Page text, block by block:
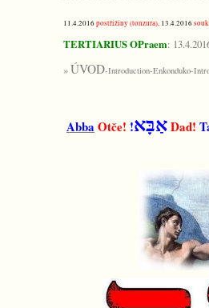
11.4.2016postřižiny (tonzura), 13.4.2016
TERTIARIUS OPraem:
»ÚVOD-Introduction-Enkonduko-
Abba Otče! !אַבָּאDad!